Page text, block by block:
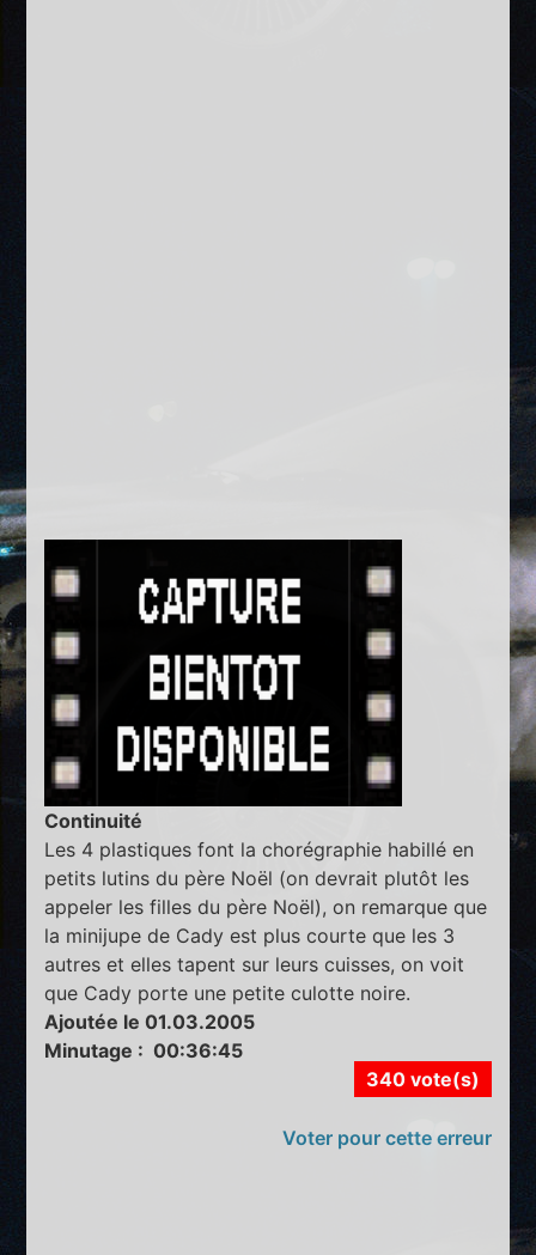
Continuité
Les 4 plastiques font la chorégraphie habillé en
petits lutins du père Noël (on devrait plutôt les
appeler les filles du père Noël), on remarque que
la minijupe de Cady est plus courte que les 3
autres et elles tapent sur leurs cuisses, on voit
que Cady porte une petite culotte noire.
Ajoutée le 01.03.2005
Minutage : 00:36:45
340 vote(s)
Voter pour cette erreur